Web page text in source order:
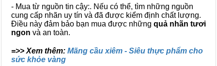
- Mua từ nguồn tin cậy:. Nếu có thể, tìm những nguồn
cung cấp nhãn uy tín và đã được kiểm định chất lượng.
Điều này đảm bảo bạn mua được những quả nhãn tươi
ngon và an toàn.
=>> Xem thêm: Mãng cầu xiêm - Siêu thực phẩm cho
sức khỏe vàng